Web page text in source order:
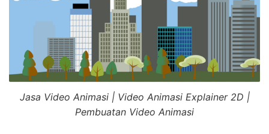
Jasa Video Animasi | Video Animasi Explainer 2D |
Pembuatan Video Animasi